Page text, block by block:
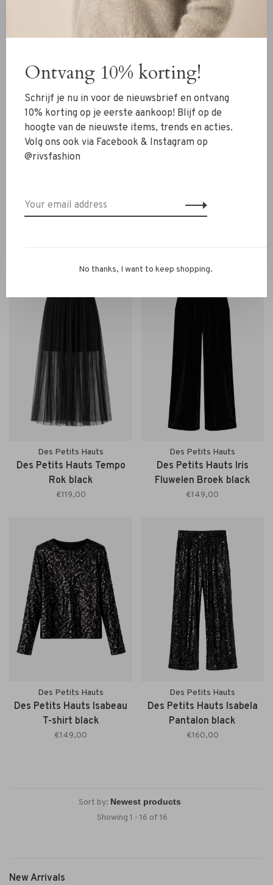
€97,30 €109,00
Des Petits Hauts
Des Petits Hauts
Des Petits Hauts Tempo
Rok black
€119,00
Des Petits Hauts
Des Petits Hauts Iris
Fluwelen Broek black
€149,00
Des Petits Hauts
Des Petits Hauts Isabeau
T-shirt black
€149,00
Des Petits Hauts
Des Petits Hauts Isabela
Pantalon black
€160,00
Sort by:
Showing 1 - 16 of 16
New Arrivals
Ontvang 10% korting!
Schrijf je nu in voor de nieuwsbrief en ontvang
10% korting op je eerste aankoop! Blijf op de
hoogte van de nieuwste items, trends en acties.
Volg ons ook via Facebook & Instagram op
@rivsfashion
No thanks, I want to keep shopping.